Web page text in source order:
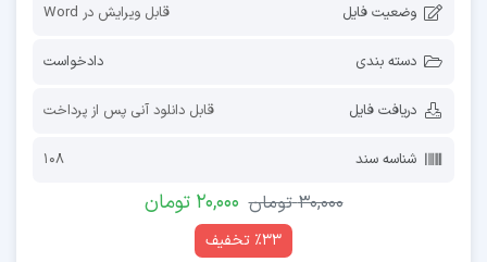
وضعیت فایل قابل ویرایش در Word
دسته بندی دادخواست
دریافت فایل قابل دانلود آنی پس از پرداخت
شناسه سند 108
30,000 تومان 20,000 تومان
٪33 تخفیف